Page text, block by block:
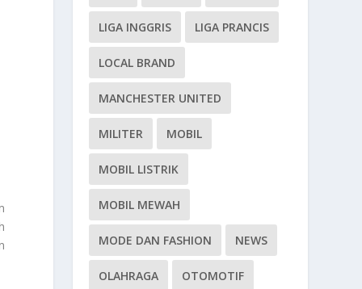
LIGA INGGRIS LIGA PRANCIS
LOCAL BRAND
MANCHESTER UNITED
MILITER MOBIL
MOBIL LISTRIK
MOBIL MEWAH
MODE DAN FASHION NEWS
OLAHRAGA OTOMOTIF